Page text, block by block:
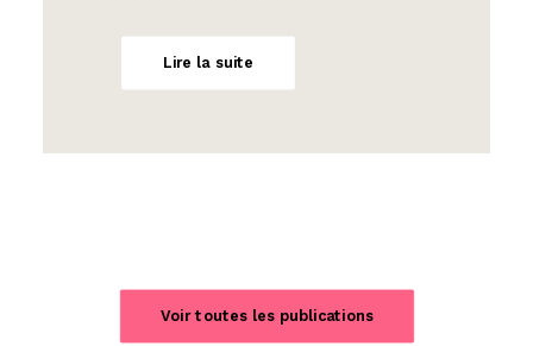
Lire la suite
Voir toutes les publications